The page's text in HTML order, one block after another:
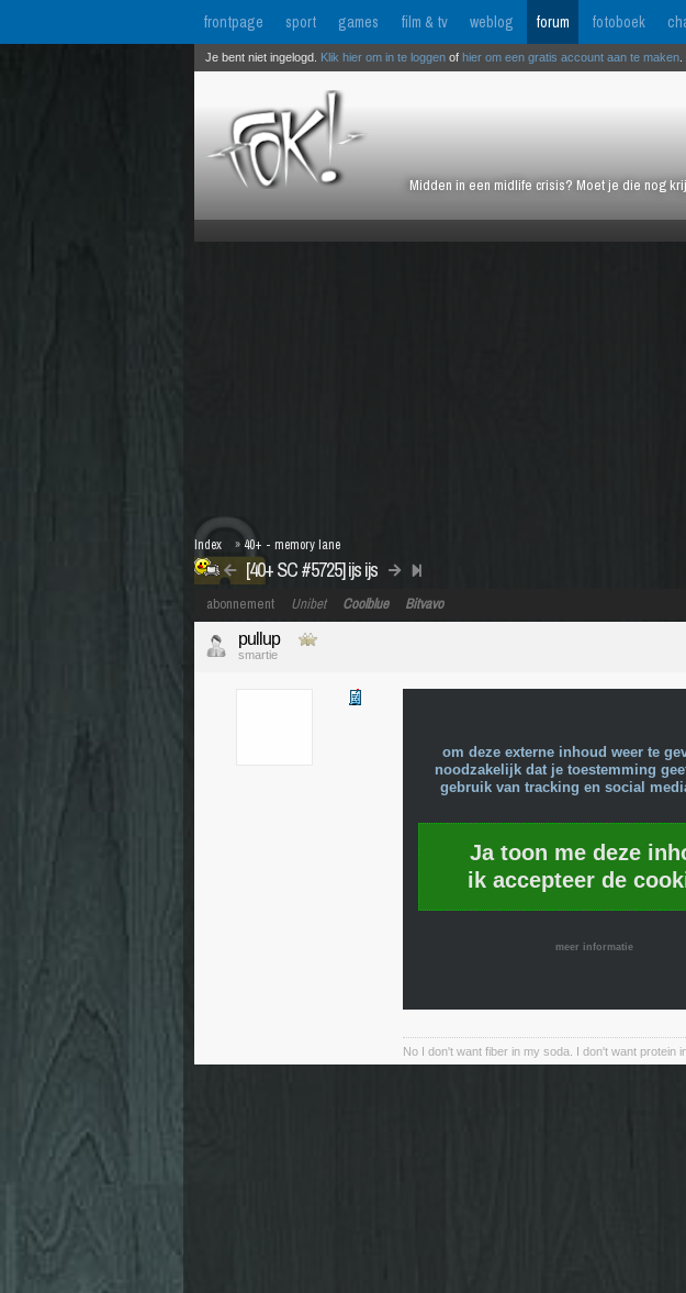
frontpage sport games film & tv weblog forum fotoboek
Midden in een midlife crisis? Moet je die nog
Je bent niet ingelogd. Klik hier om in te loggen of hier om een gratis account aan te maken
[40+ SC #5725] ijs ijs
Index » 40+ - memory lane
abonnement Unibet Coolblue Bitvavo
pullup
smartie
om deze externe inhoud weer te
noodzakelijk dat je toestemming
gebruik van tracking en social
Ja toon me deze
ik accepteer de
meer informatie
No I don't want fiber in my soda. I don't want protein